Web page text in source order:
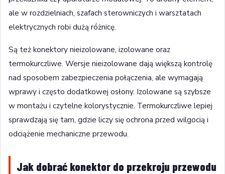
ale w rozdzielniach, szafach sterowniczych i warsztatach
elektrycznych robi dużą różnicę.
Są też konektory nieizolowane, izolowane oraz
termokurczliwe. Wersje nieizolowane dają większą kontrolę
nad sposobem zabezpieczenia połączenia, ale wymagają
wprawy i często dodatkowej osłony. Izolowane są szybsze
w montażu i czytelne kolorystycznie. Termokurczliwe lepiej
sprawdzają się tam, gdzie liczy się ochrona przed wilgocią i
odciążenie mechaniczne przewodu.
Jak dobrać konektor do przekroju przewodu